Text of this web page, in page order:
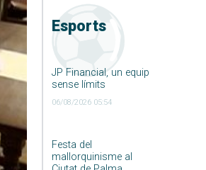
Esports
JP Financial, un equip
sense límits
06/08/2026 05:54
Festa del
mallorquinisme al